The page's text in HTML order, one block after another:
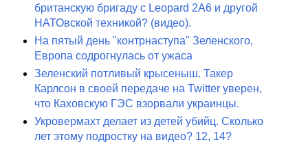
британскую бригаду с Leopard 2A6 и другой
НАТОвской техникой? (видео).
На пятый день "контрнаступа" Зеленского,
Европа содрогнулась от ужаса
Зеленский потливый крысеныш. Такер
Карлсон в своей передаче на Twitter уверен,
что Каховскую ГЭС взорвали украинцы.
Укровермахт делает из детей убийц. Сколько
лет этому подростку на видео? 12, 14?